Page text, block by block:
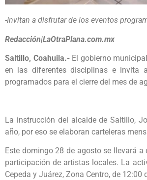
-Invitan a disfrutar de los eventos
Redacción|LaOtraPlana.com.mx
Saltillo, Coahuila.-El gobierno
en las diferentes disciplinas e invita
programados para el cierre del mes de
La instrucción del alcalde de Saltillo,
año, por eso se elaboran carteleras
Este domingo 28 de agosto se llevará
participación de artistas locales. La
Cepeda y Juárez, Zona Centro, de